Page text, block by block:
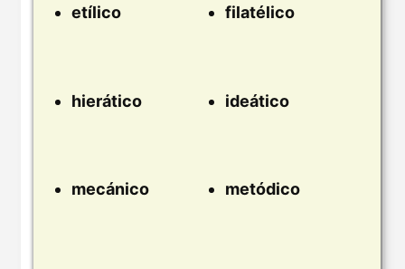
etílico filatélico
hierático ideático
mecánico metódico